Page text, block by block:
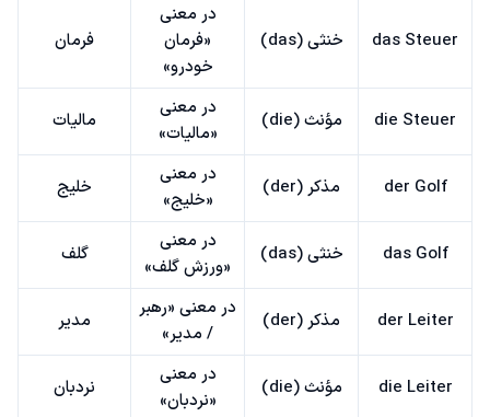
das Steuer خنثی (das)
در معنی
«فرمان
خودرو»
فرمان
die Steuer مؤنث (die)
در معنی
«مالیات»
مالیات
der Golf مذکر (der)
در معنی
«خلیج»
خلیج
das Golf خنثی (das)
در معنی
«ورزش گلف»
گلف
der Leiter مذکر (der)
در معنی «رهبر
/ مدیر»
مدیر
die Leiter مؤنث (die)
در معنی
«نردبان»
نردبان